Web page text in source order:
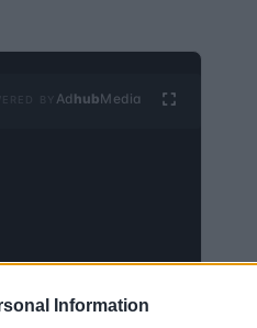
Information
Ad hubMedia
les relations de